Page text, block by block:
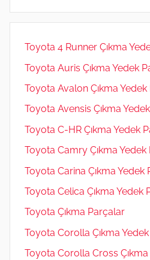
Toyota 4 Runner Çıkma
Toyota Auris Çıkma Yedek
Toyota Avalon Çıkma Yedek
Toyota Avensis Çıkma
Toyota C-HR Çıkma Yedek
Toyota Camry Çıkma Yedek
Toyota Carina Çıkma Yedek
Toyota Celica Çıkma Yedek
Toyota Çıkma Parçalar
Toyota Corolla Çıkma
Toyota Corolla Cross Çıkma